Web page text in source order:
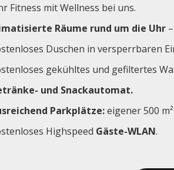
Fitness mit Wellness bei uns.
Räume rund um die Uhr
Duschen in versperrbaren
gekühltes und gefiltertes
und Snackautomat.
Parkplätze:eigener 500
Highspeed Gäste-WLAN.